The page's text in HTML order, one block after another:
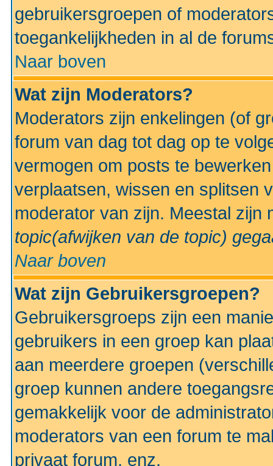
gebruikersgroepen of
toegankelijkheden in al de
Naar boven
Wat zijn Moderators?
Moderators zijn enkelingen (of
forum van dag tot dag op te
vermogen om posts te
verplaatsen, wissen en splitsen
moderator van zijn. Meestal
topic(afwijken van de topic)
Naar boven
Wat zijn Gebruikersgroepen?
Gebruikersgroeps zijn een
gebruikers in een groep kan
aan meerdere groepen
groep kunnen andere
gemakkelijk voor de
moderators van een forum te
privaat forum, enz.